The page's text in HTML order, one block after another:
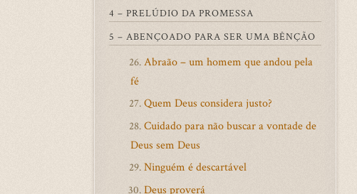
4 – PRELÚDIO DA PROMESSA
5 – ABENÇOADO PARA SER UMA BÊNÇÃO
26. Abraão – um homem que andou pela
fé
27. Quem Deus considera justo?
28. Cuidado para não buscar a vontade de
Deus sem Deus
29. Ninguém é descartável
30. Deus proverá